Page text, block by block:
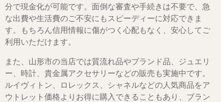
分で現金化が可能です。面倒な審査や手続きは不要で、急
な出費や生活費のご不安にもスピーディーに対応できま
す。もちろん信用情報に傷がつく心配もなく、安心してご
利用いただけます。
また、山形市の当店では質流れ品やブランド品、ジュエリ
ー、時計、貴金属アクセサリーなどの販売も実施中です。
ルイヴィトン、ロレックス、シャネルなどの人気商品をア
ウトレット価格よりお得に購入できることもあり、ブラン